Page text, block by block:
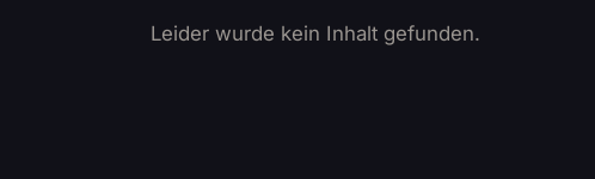
Leider wurde kein Inhalt gefunden.